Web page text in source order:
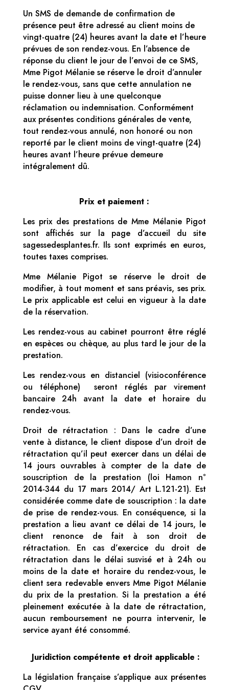
Un SMS de demande de confirmation de
présence peut être adressé au client moins de
vingt-quatre (24) heures avant la date et l’heure
prévues de son rendez-vous. En l’absence de
réponse du client le jour de l’envoi de ce SMS,
Mme Pigot Mélanie se réserve le droit d’annuler
le rendez-vous, sans que cette annulation ne
puisse donner lieu à une quelconque
réclamation ou indemnisation. Conformément
aux présentes conditions générales de vente,
tout rendez-vous annulé, non honoré ou non
reporté par le client moins de vingt-quatre (24)
heures avant l’heure prévue demeure
intégralement dû.
Prix et paiement :
Les prix des prestations de Mme Mélanie Pigot
sont affichés sur la page d’accueil du site
sagessedesplantes.fr. Ils sont exprimés en euros,
toutes taxes comprises.
Mme Mélanie Pigot se réserve le droit de
modifier, à tout moment et sans préavis, ses prix.
Le prix applicable est celui en vigueur à la date
de la réservation.
Les rendez-vous au cabinet pourront être réglé
en espèces ou chèque, au plus tard le jour de la
prestation.
Les rendez-vous en distanciel (visioconférence
ou téléphone) seront réglés par virement
bancaire 24h avant la date et horaire du
rendez-vous.
Droit de rétractation : Dans le cadre d’une
vente à distance, le client dispose d’un droit de
rétractation qu’il peut exercer dans un délai de
14 jours ouvrables à compter de la date de
souscription de la prestation (loi Hamon n°
2014-344 du 17 mars 2014/ Art L.121-21). Est
considérée comme date de souscription : la date
de prise de rendez-vous. En conséquence, si la
prestation a lieu avant ce délai de 14 jours, le
client renonce de fait à son droit de
rétractation. En cas d’exercice du droit de
rétractation dans le délai susvisé et à 24h ou
moins de la date et horaire du rendez-vous, le
client sera redevable envers Mme Pigot Mélanie
du prix de la prestation. Si la prestation a été
pleinement exécutée à la date de rétractation,
aucun remboursement ne pourra intervenir, le
service ayant été consommé.
Juridiction compétente et droit applicable :
La législation française s’applique aux présentes